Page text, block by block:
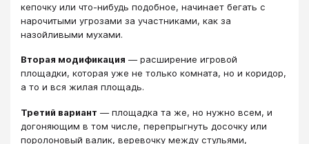
кепочку или что-нибудь подобное, начинает бегать с
нарочитыми угрозами за участниками, как за
назойливыми мухами.
Вторая модификация — расширение игровой
площадки, которая уже не только комната, но и коридор,
а то и вся жилая площадь.
Третий вариант — площадка та же, но нужно всем, и
догоняющим в том числе, перепрыгнуть досочку или
поролоновый валик, веревочку между стульями,